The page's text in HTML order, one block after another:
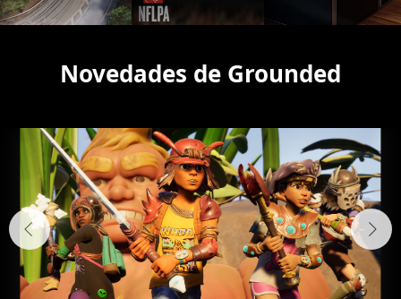
Novedades de Grounded